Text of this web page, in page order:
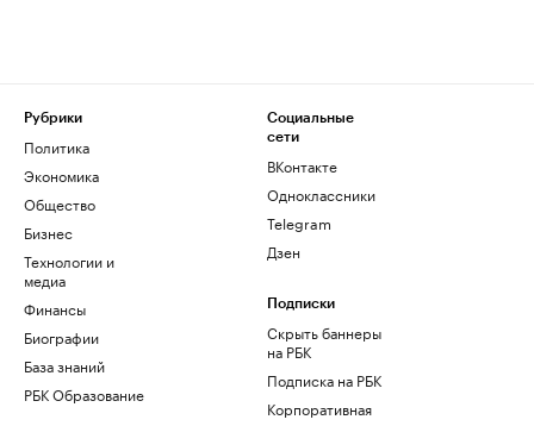
Рубрики
Политика
Экономика
Общество
Бизнес
Технологии и
медиа
Финансы
Биографии
База знаний
РБК Образование
Социальные
сети
ВКонтакте
Одноклассники
Telegram
Дзен
Подписки
Скрыть баннеры
на РБК
Подписка на РБК
Корпоративная